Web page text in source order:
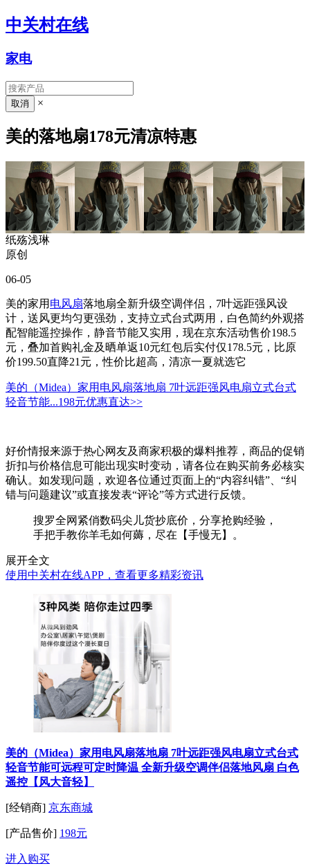
中关村在线
家电
×
美的落地扇178元清凉特惠
纸殇浅琳
原创
06-05
美的家用 电风扇落地扇全新升级空调伴侣，7叶远距强风设
计，送风更均匀更强劲，支持立式台式两用，白色简约外观搭
配智能遥控操作，静音节能又实用，现在京东活动售价198.5
元，叠加首购礼金及晒单返10元红包后实付仅178.5元，比原
价199.50直降21元，性价比超高，清凉一夏就选它
美的（Midea）家用电风扇落地扇 7叶远距强风电扇立式台式
轻音节能...198元优惠直达>>
好价情报来源于热心网友及商家积极的爆料推荐，商品的促销
折扣与价格信息可能出现实时变动，请各位在购买前务必核实
确认。如发现问题，欢迎各位通过页面上的“内容纠错”、“纠
错与问题建议”或直接发表“评论”等方式进行反馈。
搜罗全网紧俏数码尖儿货抄底价，分享抢购经验，
手把手教你羊毛如何薅，尽在【手慢无】。
展开全文
使用中关村在线APP，查看更多精彩资讯
美的（Midea）家用电风扇落地扇 7叶远距强风电扇立式台式
轻音节能可远程可定时降温 全新升级空调伴侣落地风扇 白色
遥控【风大音轻】
[经销商] 京东商城
[产品售价] 198元
进入购买